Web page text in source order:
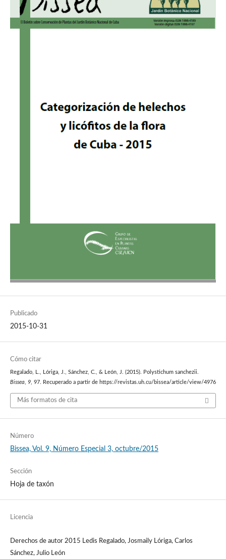
Publicado
2015-10-31
Cómo citar
Regalado, L., Lóriga, J., Sánchez, C., & León, J. (2015). Polystichum sanchezii.
Bissea, 9, 97. Recuperado a partir de https://revistas.uh.cu/bissea/article/view/4976
Más formatos de cita
Número
Bissea, Vol. 9, Número Especial 3, octubre/2015
Sección
Hoja de taxón
Licencia
Derechos de autor 2015 Ledis Regalado, Josmaily Lóriga, Carlos
Sánchez, Julio León